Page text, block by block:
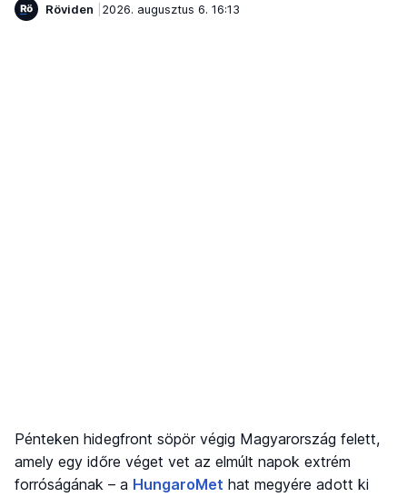
Röviden
2026. augusztus 6. 16:13
Pénteken hidegfront söpör végig Magyarország felett,
amely egy időre véget vet az elmúlt napok extrém
forróságának – a HungaroMet hat megyére adott ki